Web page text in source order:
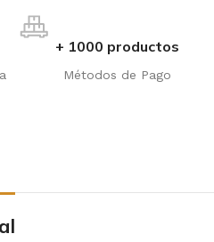
+ 1000 productos
Métodos de Pago